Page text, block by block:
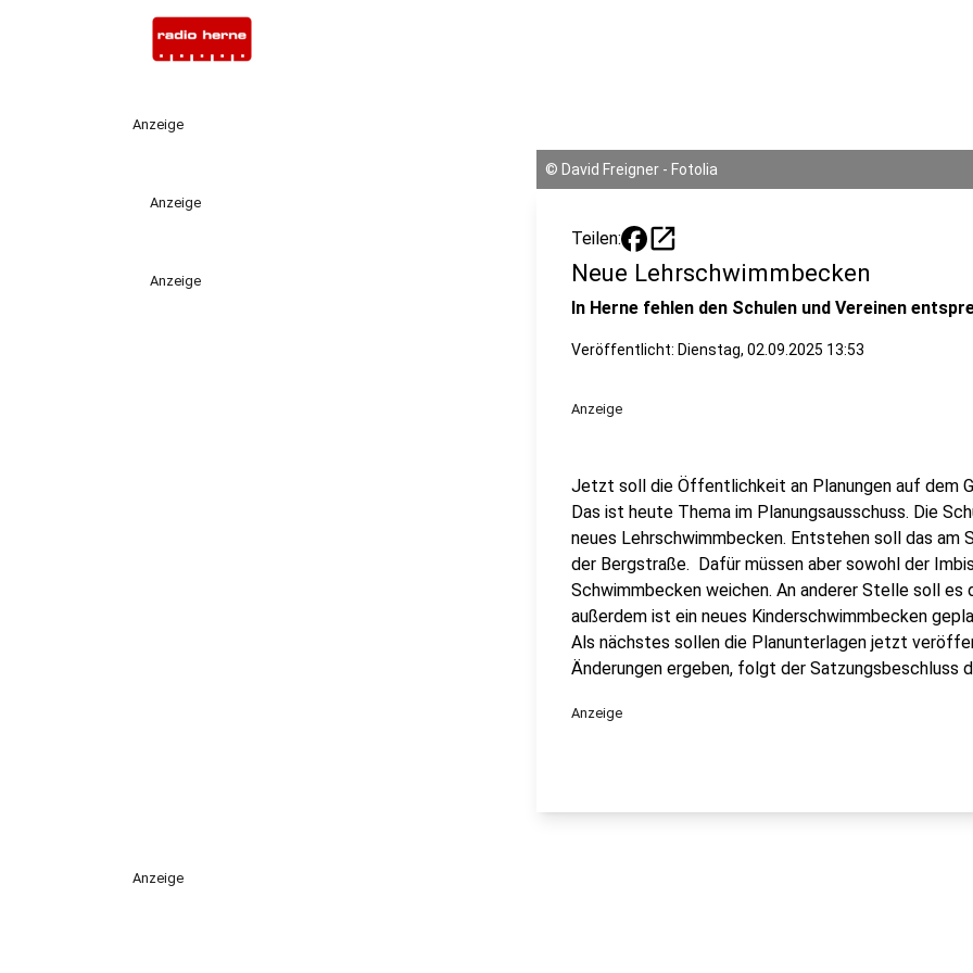
Anzeige
Anzeige
Anzeige
© David Freigner - Fotolia
Teilen: open_in_new
Neue Lehrschwimmbecken
In Herne fehlen den Schulen und Vereinen
Veröffentlicht: Dienstag, 02.09.2025 13:53
Anzeige
Jetzt soll die Öffentlichkeit an Planungen auf dem
Das ist heute Thema im Planungsausschuss. Die
neues Lehrschwimmbecken. Entstehen soll das am
der Bergstraße. Dafür müssen aber sowohl der
Schwimmbecken weichen. An anderer Stelle soll es
außerdem ist ein neues Kinderschwimmbecken
Als nächstes sollen die Planunterlagen jetzt
Änderungen ergeben, folgt der Satzungsbeschluss
Anzeige
Anzeige